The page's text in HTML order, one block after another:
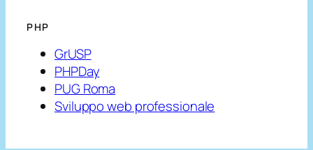
PHP
GrUSP
PHPDay
PUG Roma
Sviluppo web professionale